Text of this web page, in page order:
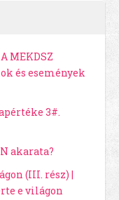
MEKDSZ
és események
3#.
akarata?
(III. rész) |
e világon